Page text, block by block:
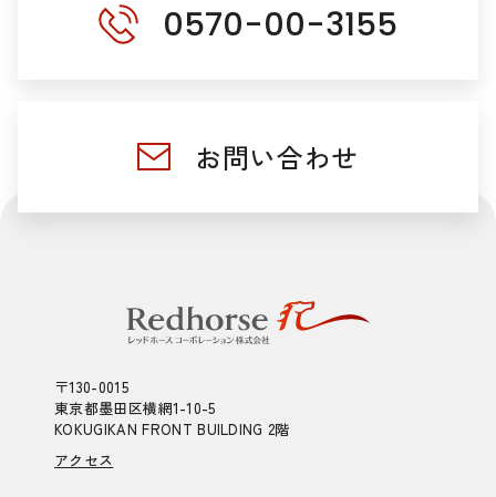
0570-00-3155
お問い合わせ
〒130-0015
東京都墨田区横網1-10-5
KOKUGIKAN FRONT BUILDING 2階
アクセス